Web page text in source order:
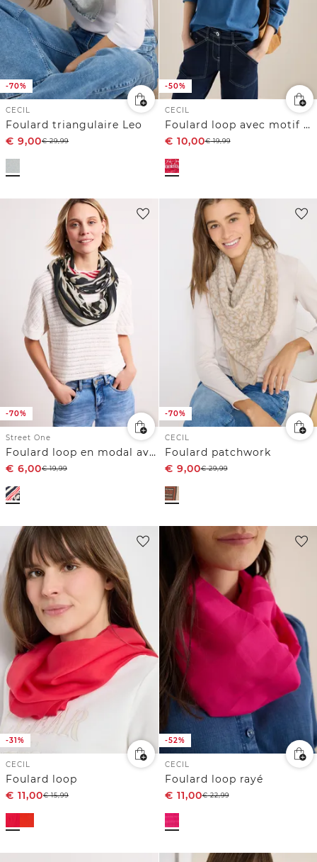
-70%
CECIL
Foulard triangulaire Leo
€ 9,00€29,99
-50%
CECIL
Foulard loop avec motif graphique
€ 10,00€19,99
-70%
Street One
Foulard loop en modal avec imprimé
€ 6,00€19,99
-70%
CECIL
Foulard patchwork
€ 9,00€29,99
-31%
CECIL
Foulard loop
€ 11,00€15,99
-52%
CECIL
Foulard loop rayé
€ 11,00€22,99